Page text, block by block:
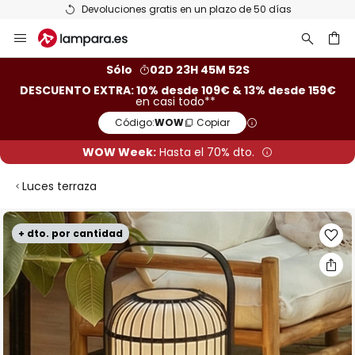
Devoluciones gratis en un plazo de 50 días
al
Sólo
02D 23H 45M 51S
DESCUENTO EXTRA: 10% desde 109€ & 13% desde 159€
en casi todo**
Código:WOW Copiar
WOW Week: Hasta el 70% dto.
Luces terraza
+ dto. por cantidad
Saltar
al
final
de
la